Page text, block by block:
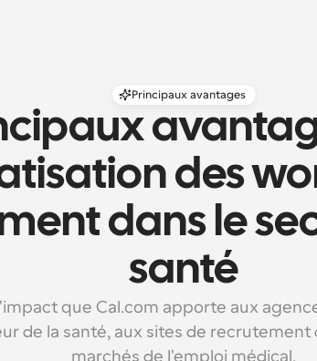
Principaux avantages
des
dans le
santé
que Cal.com apporte aux
de la santé, aux sites de
marchés de l'emploi médical.